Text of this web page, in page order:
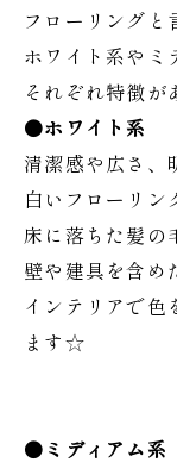
フローリングと
ホワイト系やミ
それぞれ特徴
●ホワイト系
清潔感や広さ、
白いフローリン
床に落ちた髪の
壁や建具を含め
インテリアで色
ます☆
●ミディアム系